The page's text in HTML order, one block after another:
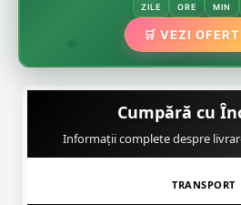
🌸
🌿
ZILE ORE MIN
🛒 VEZI
Cumpără cu
Informații complete despre
TRANSPORT